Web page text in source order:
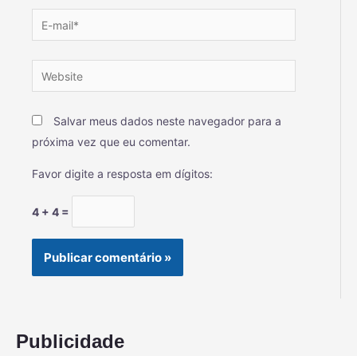
Salvar meus dados neste navegador para a
próxima vez que eu comentar.
Favor digite a resposta em dígitos:
4 + 4 =
Publicidade